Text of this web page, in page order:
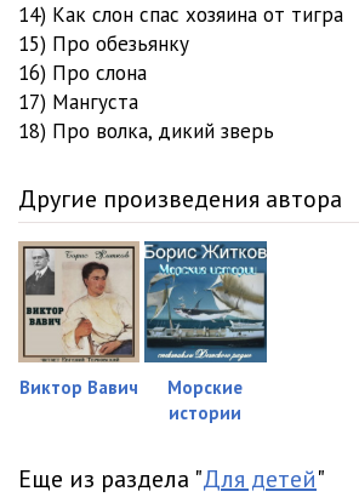
22. Житков Борис - Что бывало. Рассказы
23. Житков Борис - Что бывало. Рассказы
14) Как слон спас хозяина от тигра
15) Про обезьянку
16) Про слона
17) Мангуста
18) Про волка, дикий зверь
Другие произведения автора
Виктор Вавич
Морские
истории
Еще из раздела "Для детей"